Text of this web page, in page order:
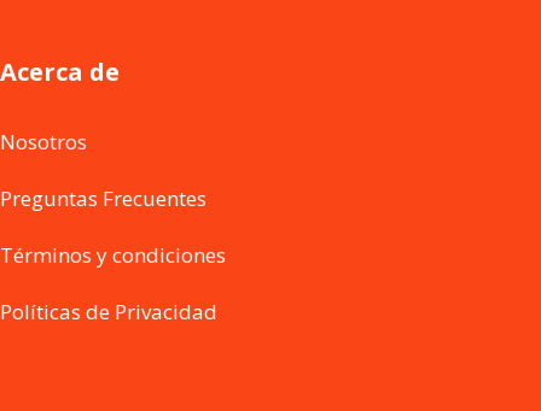
Acerca de
Nosotros
Preguntas Frecuentes
Términos y condiciones
Políticas de Privacidad